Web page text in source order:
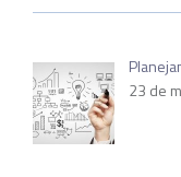
23 de